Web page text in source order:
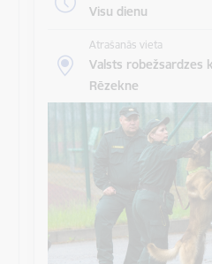
Visu dienu
Atrašanās vieta
Valsts robežsardzes
Rēzekne